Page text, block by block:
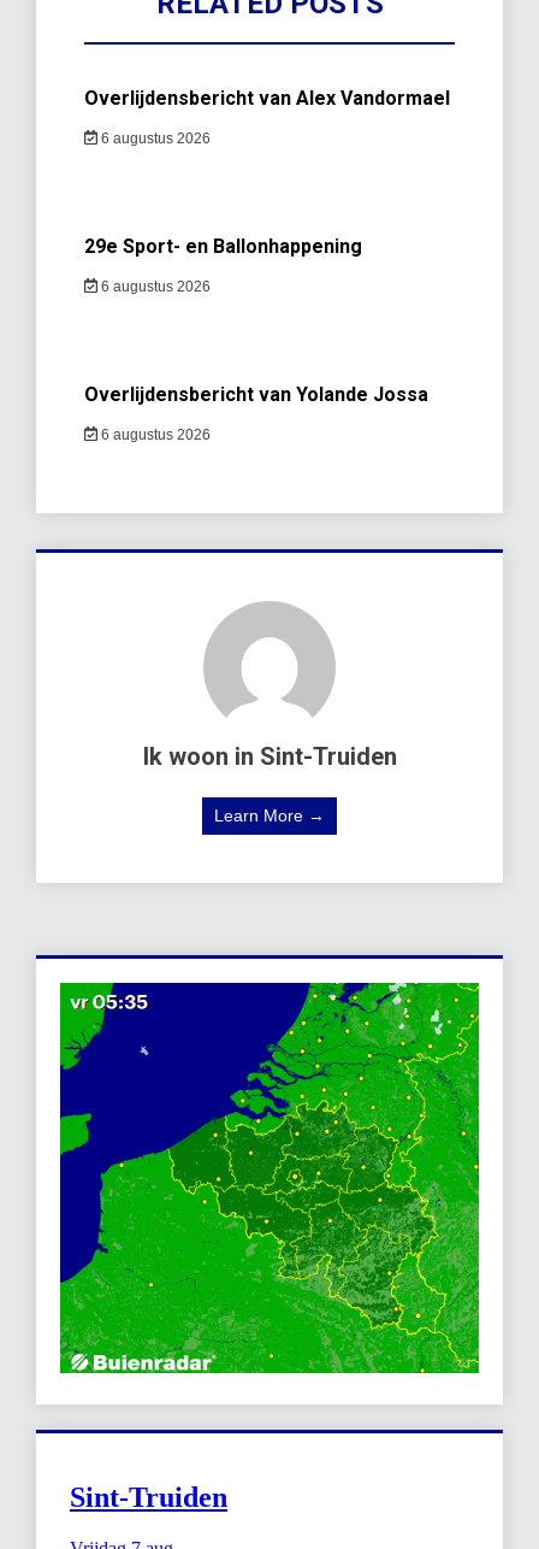
Overlijdensbericht van Alex Vandormael
6 augustus 2026
29e Sport- en Ballonhappening
6 augustus 2026
Overlijdensbericht van Yolande Jossa
6 augustus 2026
Ik woon in Sint-Truiden
Learn More →